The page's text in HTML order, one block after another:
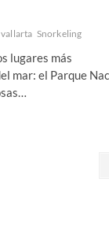
Snorkeling
lugares más
mar: el Parque